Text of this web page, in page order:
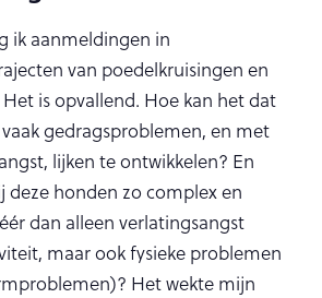
ik aanmeldingen in
van poedelkruisingen en
is opvallend. Hoe kan het dat
gedragsproblemen, en met
lijken te ontwikkelen? En
deze honden zo complex en
dan alleen verlatingsangst
maar ook fysieke problemen
Het wekte mijn